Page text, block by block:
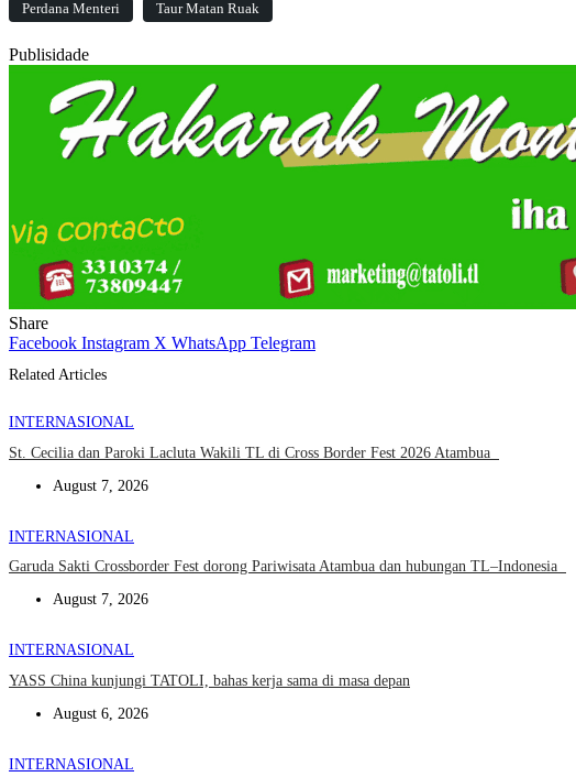
Perdana Menteri Taur Matan Ruak
Publisidade
Share
Facebook Instagram X WhatsApp Telegram
Related Articles
INTERNASIONAL
St. Cecilia dan Paroki Lacluta Wakili TL di Cross Border Fest 2026 Atambua
August 7, 2026
INTERNASIONAL
Garuda Sakti Crossborder Fest dorong Pariwisata Atambua dan hubungan TL–Indonesia
August 7, 2026
INTERNASIONAL
YASS China kunjungi TATOLI, bahas kerja sama di masa depan
August 6, 2026
INTERNASIONAL